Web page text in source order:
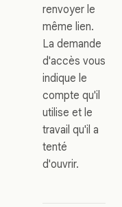
renvoyer le
même lien.
La demande
d'accès vous
indique le
compte qu'il
utilise et le
travail qu'il a
tenté
d'ouvrir.